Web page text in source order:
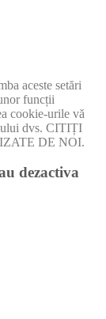
aceste setări
funcții
cookie-urile vă
ului dvs. CITIȚI
DE NOI.
dezactiva